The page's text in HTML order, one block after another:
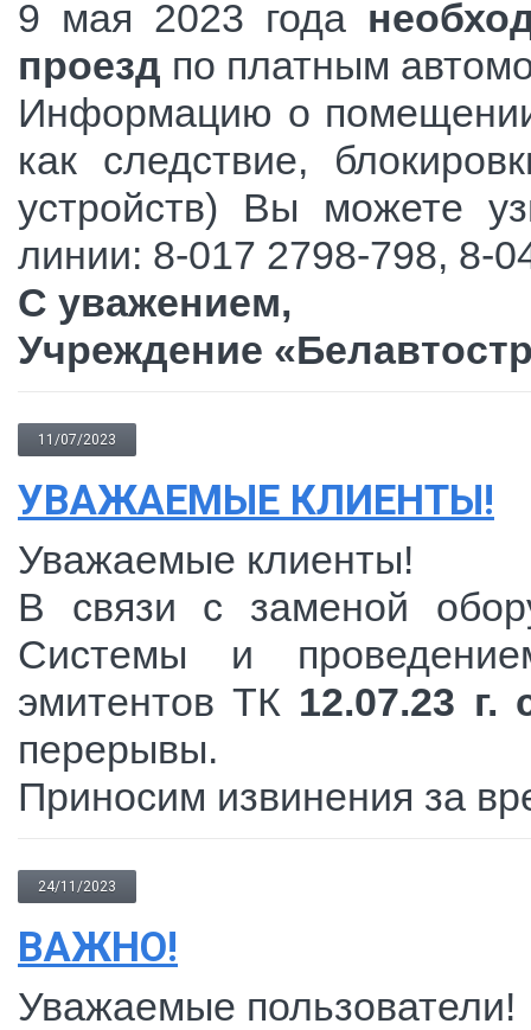
9 мая 2023 года
проезд по платным
Информацию о помещении
как следствие,
устройств) Вы можете
линии: 8-017 2798-798, 8-
С уважением,
Учреждение
11/07/2023
УВАЖАЕМЫЕ КЛИЕНТЫ!
Уважаемые клиенты!
В связи с заменой
Системы и
эмитентов ТК 12.07.23 г.
перерывы.
Приносим извинения за
24/11/2023
ВАЖНО!
Уважаемые пользователи!